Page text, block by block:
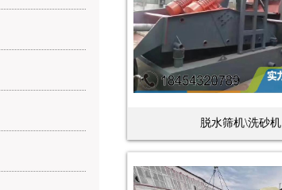
脱水筛机\洗砂机